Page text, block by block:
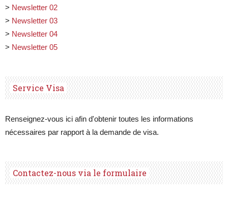
> Newsletter 02
> Newsletter 03
> Newsletter 04
> Newsletter 05
Service Visa
Renseignez-vous ici afin d'obtenir toutes les informations
nécessaires par rapport à la demande de visa.
Contactez-nous via le formulaire